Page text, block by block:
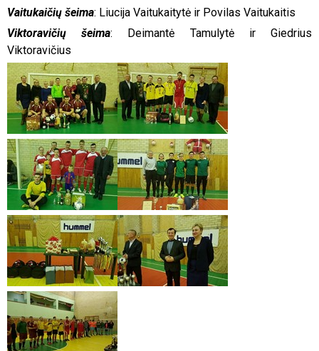
Vaitukaičių šeima: Liucija Vaitukaitytė ir Povilas Vaitukaitis
Viktoravičių šeima: Deimantė Tamulytė ir Giedrius
Viktoravičius